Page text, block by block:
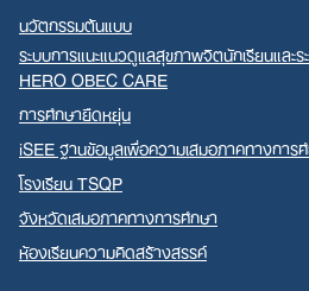
นวัตกรรมต้นแบบ
ระบบการแนะแนวดูแลสุขภาพจิตนักเรียนและ
HERO OBEC CARE
การศึกษายืดหยุ่น
iSEE ฐานข้อมูลเพื่อความเสมอภาคทางการ
โรงเรียน TSQP
จังหวัดเสมอภาคทางการศึกษา
ห้องเรียนความคิดสร้างสรรค์